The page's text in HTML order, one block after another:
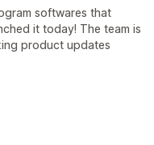
softwares that
it today! The team is
product updates